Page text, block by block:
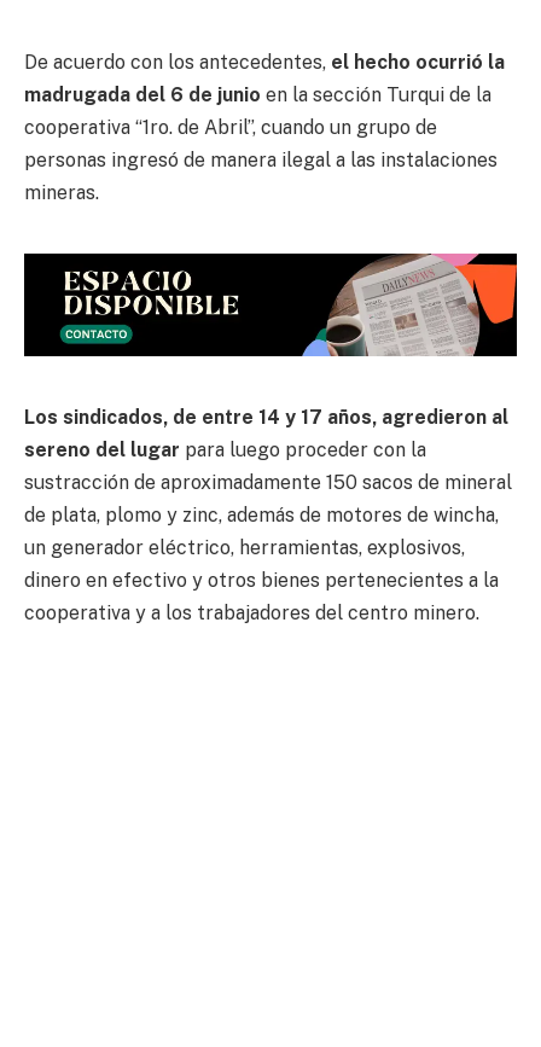
De acuerdo con los antecedentes, el hecho ocurrió la
madrugada del 6 de junio en la sección Turqui de la
cooperativa “1ro. de Abril”, cuando un grupo de
personas ingresó de manera ilegal a las instalaciones
mineras.
Los sindicados, de entre 14 y 17 años, agredieron al
sereno del lugar para luego proceder con la
sustracción de aproximadamente 150 sacos de mineral
de plata, plomo y zinc, además de motores de wincha,
un generador eléctrico, herramientas, explosivos,
dinero en efectivo y otros bienes pertenecientes a la
cooperativa y a los trabajadores del centro minero.